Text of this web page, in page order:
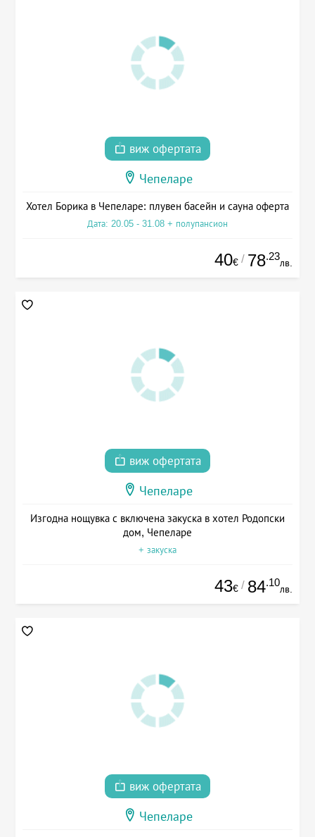
виж офертата
Чепеларе
Хотел Борика в Чепеларе: плувен басейн и сауна оферта
Дата: 20.05 - 31.08 + полупансион
40€ / 78.23
лв.
виж офертата
Чепеларе
Изгодна нощувка с включена закуска в хотел Родопски
дом, Чепеларе
+ закуска
43€ / 84.10
лв.
виж офертата
Чепеларе